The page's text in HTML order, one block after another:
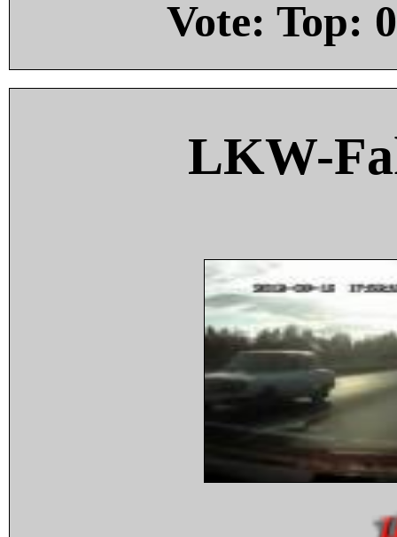
Vote: Top: 0
LKW-